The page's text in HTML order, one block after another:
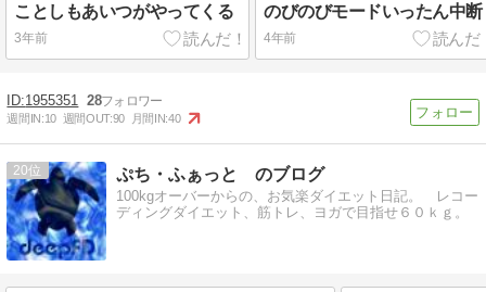
ことしもあいつがやってくる
3年前
のびのびモードいったん中断
4年前
1955351 28
週間IN:10 週間OUT:90 月間IN:40
20 ぷち・ふぁっと のブログ
100kgオーバーからの、お気楽ダイエット日記。 レコー
ディングダイエット、筋トレ、ヨガで目指せ６０ｋｇ。